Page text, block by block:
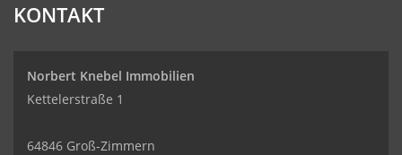
KONTAKT
Norbert Knebel Immobilien
Kettelerstraße 1
64846 Groß-Zimmern